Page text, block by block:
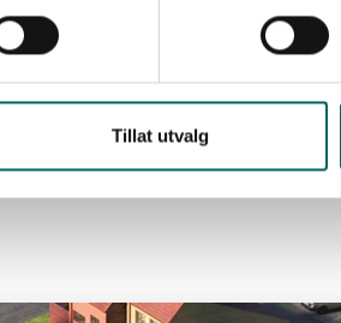
Tillat utvalg
sportsbod
med hvite runde spiler. Ned mot